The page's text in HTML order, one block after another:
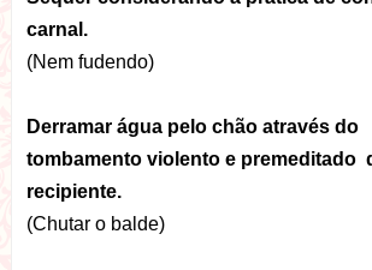
carnal.
(Nem fudendo)
Derramar água pelo chão através do
tombamento violento e premeditado
recipiente.
(Chutar o balde)